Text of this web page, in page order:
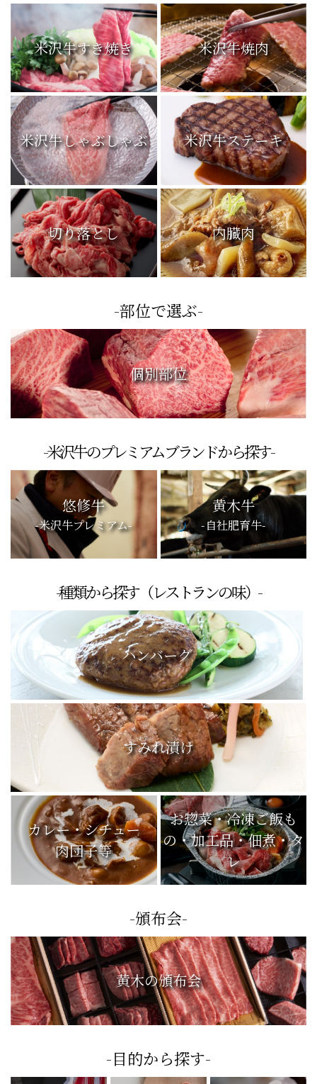
米沢牛すき焼き 米沢牛焼肉
米沢牛しゃぶしゃぶ 米沢牛ステーキ
切り落とし 内臓肉
-部位で選ぶ-
個別部位
-米沢牛のプレミアムブランドから探す-
悠修牛
-米沢牛プレミアム-
黄木牛
-自社肥育牛-
-種類から探す（レストランの味）-
ハンバーグ
すみれ漬け
カレー・シチュー
肉団子等
お惣菜・冷凍ご飯も
の・加工品・佃煮・タ
レ
-頒布会-
黄木の頒布会
-目的から探す-